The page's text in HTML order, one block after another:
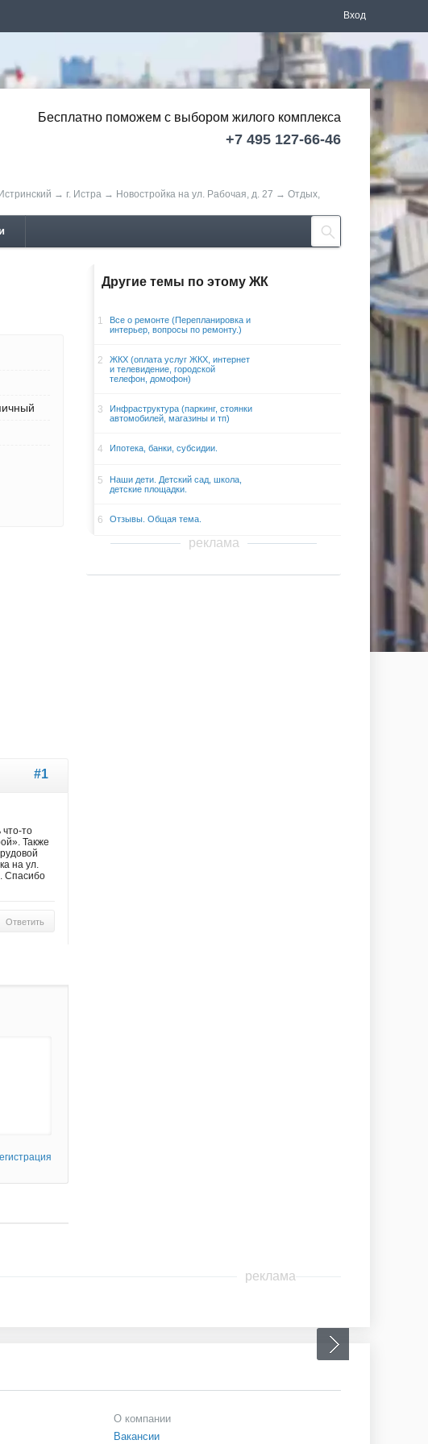
Вход
Бесплатно поможем с выбором жилого комплекса
+7 495 127-66-46
→ г. Истра → Новостройка на ул. Рабочая, д. 27 → Отдых,
#1
то
Также
на ул.
Спасибо
Ответить
Другие темы по этому ЖК
1
Все о ремонте (Перепланировка и
интерьер, вопросы по ремонту.)
2
ЖКХ (оплата услуг ЖКХ, интернет
и телевидение, городской
телефон, домофон)
3
Инфраструктура (паркинг, стоянки
автомобилей, магазины и тп)
4 Ипотека, банки, субсидии.
5
Наши дети. Детский сад, школа,
детские площадки.
6 Отзывы. Общая тема.
реклама
реклама
О компании
Вакансии